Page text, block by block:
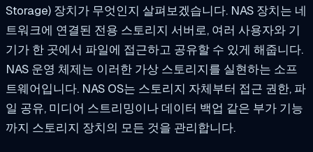
Storage) 장치가 무엇인지 살펴보겠습니다. NAS 장치는 네
트워크에 연결된 전용 스토리지 서버로, 여러 사용자와 기
기가 한 곳에서 파일에 접근하고 공유할 수 있게 해줍니다.
NAS 운영 체제는 이러한 가상 스토리지를 실현하는 소프
트웨어입니다. NAS OS는 스토리지 자체부터 접근 권한, 파
일 공유, 미디어 스트리밍이나 데이터 백업 같은 부가 기능
까지 스토리지 장치의 모든 것을 관리합니다.